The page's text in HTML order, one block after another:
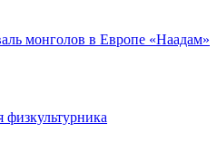
монголов в Европе «Наадам»